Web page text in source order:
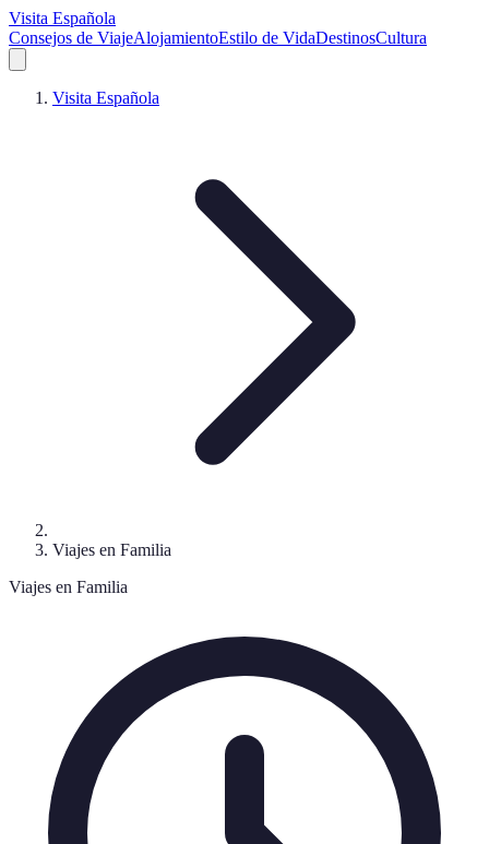
Visita Española
Consejos de ViajeAlojamientoEstilo de VidaDestinosCultura
Visita Española
Viajes en Familia
Viajes en Familia